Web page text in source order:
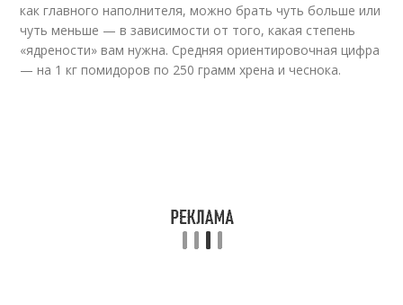
как главного наполнителя, можно брать чуть больше или
чуть меньше — в зависимости от того, какая степень
«ядрености» вам нужна. Средняя ориентировочная цифра
— на 1 кг помидоров по 250 грамм хрена и чеснока.